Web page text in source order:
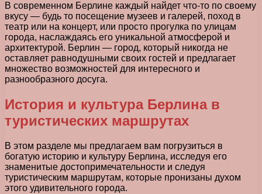
В современном Берлине каждый найдет что-то по своему
вкусу — будь то посещение музеев и галерей, поход в
театр или на концерт, или просто прогулка по улицам
города, наслаждаясь его уникальной атмосферой и
архитектурой. Берлин — город, который никогда не
оставляет равнодушными своих гостей и предлагает
множество возможностей для интересного и
разнообразного досуга.
История и культура Берлина в
туристических маршрутах
В этом разделе мы предлагаем вам погрузиться в
богатую историю и культуру Берлина, исследуя его
знаменитые достопримечательности и следуя
туристическим маршрутам, которые пронизаны духом
этого удивительного города.